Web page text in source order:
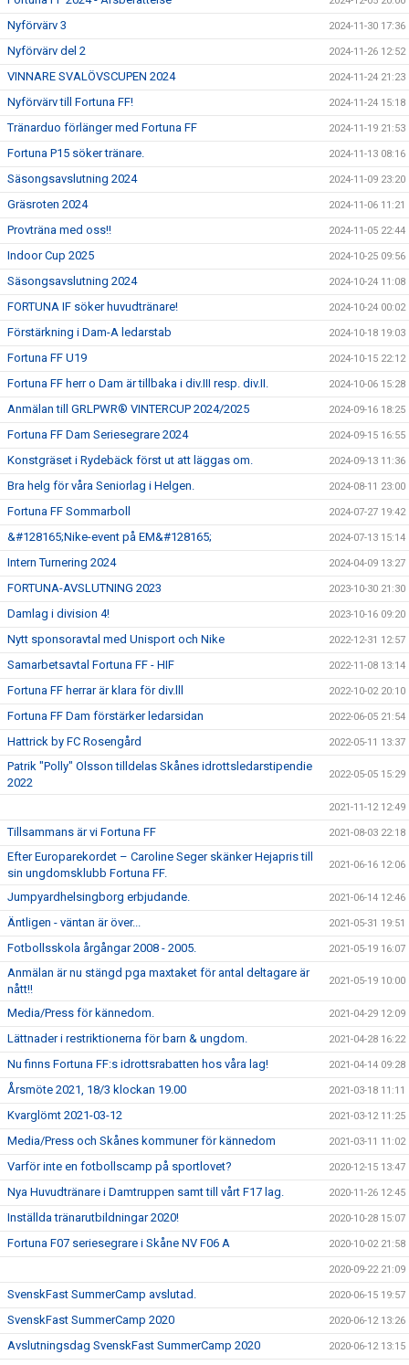
Nyförvärv 3 2024-11-30 17:36
Nyförvärv del 2 2024-11-26 12:52
VINNARE SVALÖVSCUPEN 2024 2024-11-24 21:23
Nyförvärv till Fortuna FF! 2024-11-24 15:18
Tränarduo förlänger med Fortuna FF 2024-11-19 21:53
Fortuna P15 söker tränare. 2024-11-13 08:16
Säsongsavslutning 2024 2024-11-09 23:20
Gräsroten 2024 2024-11-06 11:21
Provträna med oss!! 2024-11-05 22:44
Indoor Cup 2025 2024-10-25 09:56
Säsongsavslutning 2024 2024-10-24 11:08
FORTUNA IF söker huvudtränare! 2024-10-24 00:02
Förstärkning i Dam-A ledarstab 2024-10-18 19:03
Fortuna FF U19 2024-10-15 22:12
Fortuna FF herr o Dam är tillbaka i div.III resp. div.II. 2024-10-06 15:28
Anmälan till GRLPWR® VINTERCUP 2024/2025 2024-09-16 18:25
Fortuna FF Dam Seriesegrare 2024 2024-09-15 16:55
Konstgräset i Rydebäck först ut att läggas om. 2024-09-13 11:36
Bra helg för våra Seniorlag i Helgen. 2024-08-11 23:00
Fortuna FF Sommarboll 2024-07-27 19:42
&#128165;Nike-event på EM&#128165; 2024-07-13 15:14
Intern Turnering 2024 2024-04-09 13:27
FORTUNA-AVSLUTNING 2023 2023-10-30 21:30
Damlag i division 4! 2023-10-16 09:20
Nytt sponsoravtal med Unisport och Nike 2022-12-31 12:57
Samarbetsavtal Fortuna FF - HIF 2022-11-08 13:14
Fortuna FF herrar är klara för div.lll 2022-10-02 20:10
Fortuna FF Dam förstärker ledarsidan 2022-06-05 21:54
Hattrick by FC Rosengård 2022-05-11 13:37
Patrik "Polly" Olsson tilldelas Skånes idrottsledarstipendie
2022
2022-05-05 15:29
2021-11-12 12:49
Tillsammans är vi Fortuna FF 2021-08-03 22:18
Efter Europarekordet – Caroline Seger skänker Hejapris till
sin ungdomsklubb Fortuna FF.
2021-06-16 12:06
Jumpyardhelsingborg erbjudande. 2021-06-14 12:46
Äntligen - väntan är över... 2021-05-31 19:51
Fotbollsskola årgångar 2008 - 2005. 2021-05-19 16:07
Anmälan är nu stängd pga maxtaket för antal deltagare är
nått!!
2021-05-19 10:00
Media/Press för kännedom. 2021-04-29 12:09
Lättnader i restriktionerna för barn & ungdom. 2021-04-28 16:22
Nu finns Fortuna FF:s idrottsrabatten hos våra lag! 2021-04-14 09:28
Årsmöte 2021, 18/3 klockan 19.00 2021-03-18 11:11
Kvarglömt 2021-03-12 2021-03-12 11:25
Media/Press och Skånes kommuner för kännedom 2021-03-11 11:02
Varför inte en fotbollscamp på sportlovet? 2020-12-15 13:47
Nya Huvudtränare i Damtruppen samt till vårt F17 lag. 2020-11-26 12:45
Inställda tränarutbildningar 2020! 2020-10-28 15:07
Fortuna F07 seriesegrare i Skåne NV F06 A 2020-10-02 21:58
2020-09-22 21:09
SvenskFast SummerCamp avslutad. 2020-06-15 19:57
SvenskFast SummerCamp 2020 2020-06-12 13:26
Avslutningsdag SvenskFast SummerCamp 2020 2020-06-12 13:15